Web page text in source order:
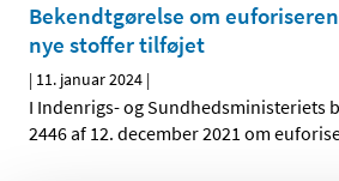
Bekendtgørelse om
nye stoffer tilføjet
| 11. januar 2024 |
I Indenrigs- og Sundhedsministeriets
2446 af 12. december 2021 om